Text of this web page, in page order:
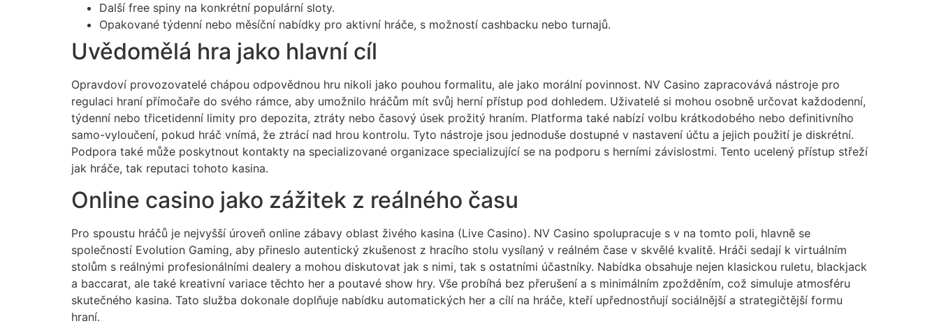
Další free spiny na konkrétní populární sloty.
Opakované týdenní nebo měsíční nabídky pro aktivní hráče, s možností cashbacku nebo turnajů.
Uvědomělá hra jako hlavní cíl
Opravdoví provozovatelé chápou odpovědnou hru nikoli jako pouhou formalitu, ale jako morální povinnost. NV Casino zapracovává nástroje pro
regulaci hraní přímočaře do svého rámce, aby umožnilo hráčům mít svůj herní přístup pod dohledem. Uživatelé si mohou osobně určovat každodenní,
týdenní nebo třicetidenní limity pro depozita, ztráty nebo časový úsek prožitý hraním. Platforma také nabízí volbu krátkodobého nebo definitivního
samo-vyloučení, pokud hráč vnímá, že ztrácí nad hrou kontrolu. Tyto nástroje jsou jednoduše dostupné v nastavení účtu a jejich použití je diskrétní.
Podpora také může poskytnout kontakty na specializované organizace specializující se na podporu s herními závislostmi. Tento ucelený přístup střeží
jak hráče, tak reputaci tohoto kasina.
Online casino jako zážitek z reálného času
Pro spoustu hráčů je nejvyšší úroveň online zábavy oblast živého kasina (Live Casino). NV Casino spolupracuje s v na tomto poli, hlavně se
společností Evolution Gaming, aby přineslo autentický zkušenost z hracího stolu vysílaný v reálném čase v skvělé kvalitě. Hráči sedají k virtuálním
stolům s reálnými profesionálními dealery a mohou diskutovat jak s nimi, tak s ostatními účastníky. Nabídka obsahuje nejen klasickou ruletu, blackjack
a baccarat, ale také kreativní variace těchto her a poutavé show hry. Vše probíhá bez přerušení a s minimálním zpožděním, což simuluje atmosféru
skutečného kasina. Tato služba dokonale doplňuje nabídku automatických her a cílí na hráče, kteří upřednostňují sociálnější a strategičtější formu
hraní.